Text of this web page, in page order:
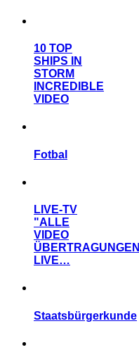
10 TOP
SHIPS IN
STORM
INCREDIBLE
VIDEO
Fotbal
LIVE-TV
"ALLE
VIDEO
ÜBERTRAGUNGEN
LIVE…
Staatsbürgerkunde